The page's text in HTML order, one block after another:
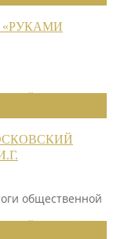
общественной